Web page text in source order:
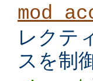
レクテ
スを制